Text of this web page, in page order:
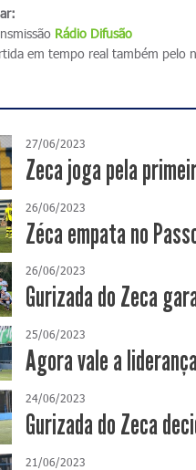
Rádio Difusão
em tempo real também pelo
27/06/2023
Zeca joga pela
26/06/2023
Zéca empata no
26/06/2023
Gurizada do Zeca
25/06/2023
Agora vale a
24/06/2023
Gurizada do Zeca
21/06/2023